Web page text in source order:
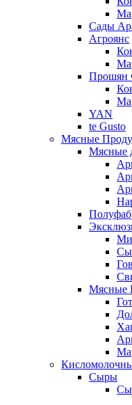
Сады
Агроянс
Прошян
YAN
te Gusto
Мясные
Мясные
Мясные
Сыры